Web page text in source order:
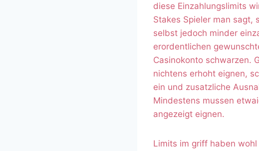
diese Einzahlungslimits
Stakes Spieler man sagt,
selbst jedoch minder
erordentlichen
Casinokonto schwarzen.
nichtens erhoht eignen,
ein und zusatzliche
Mindestens mussen
angezeigt eignen.
Limits im griff haben